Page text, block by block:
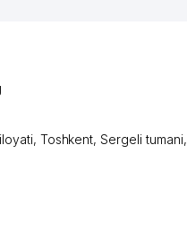
, Toshkent,Sergeli tumani,